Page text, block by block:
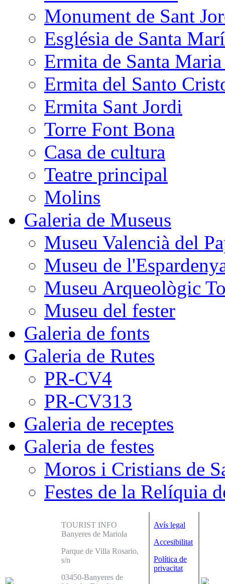
Monument de Sant
Església de Santa
Ermita de Santa
Ermita del Santo
Ermita Sant Jordi
Torre Font Bona
Casa de cultura
Teatre principal
Molins
Galeria de Museus
Museu Valencià del
Museu de
Museu Arqueològic
Museu del fester
Galeria de fonts
Galeria de Rutes
PR-CV4
PR-CV313
Galeria de receptes
Galeria de festes
Moros i Cristians de
Festes de la Relíquia
TOURIST INFO
Banyeres de Mariola
Parque de Villa Rosario,
s/n
03450-Banyeres de
Avís legal
Accesibilitat
Política de
privacitat